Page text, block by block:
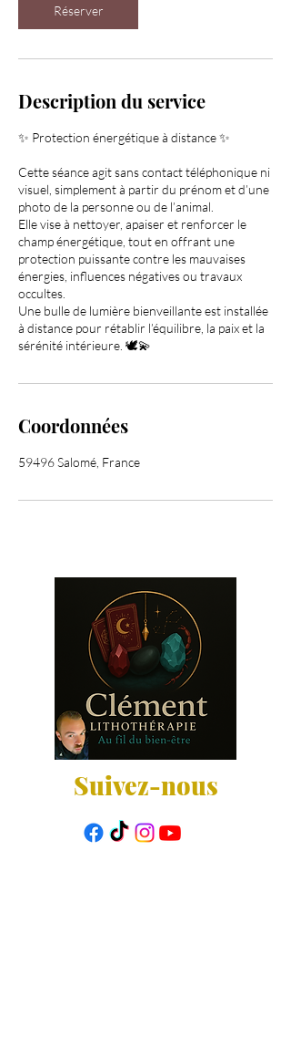
n
Réserver
Description du service
✨ Protection énergétique à distance ✨
Cette séance agit sans contact téléphonique ni
visuel, simplement à partir du prénom et d’une
photo de la personne ou de l’animal.
Elle vise à nettoyer, apaiser et renforcer le
champ énergétique, tout en offrant une
protection puissante contre les mauvaises
énergies, influences négatives ou travaux
occultes.
Une bulle de lumière bienveillante est installée
à distance pour rétablir l’équilibre, la paix et la
sérénité intérieure. 🕊️💫
Coordonnées
59496 Salomé, France
Suivez-nous